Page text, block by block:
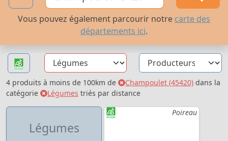
Vous pouvez également parcourir notre carte des
départements ici.
4 produits à moins de 100km de Champoulet (45420) dans la
catégorie
Légumes triés par distance
Légumes
Poireau